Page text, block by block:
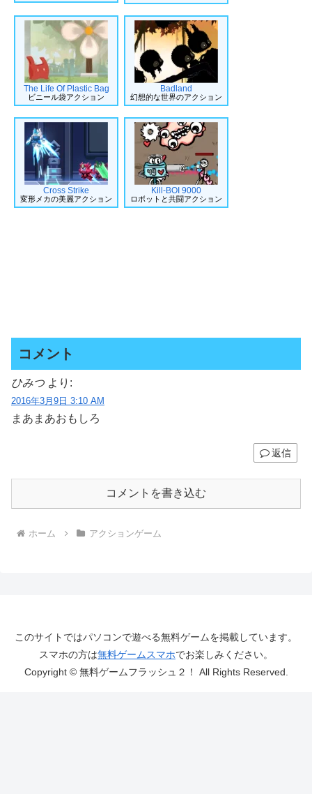
The Life Of Plastic Bag
ビニール袋アクション
Badland
幻想的な世界のアクション
Cross Strike
変形メカの美麗アクション
Kill-BOI 9000
ロボットと共闘アクション
コメント
ひみつ より:
2016年3月9日 3:10 AM
まあまあおもしろ
返信
コメントを書き込む
ホーム アクションゲーム
このサイトではパソコンで遊べる無料ゲームを掲載しています。
スマホの方は無料ゲームスマホでお楽しみください。
Copyright © 無料ゲームフラッシュ２！ All Rights Reserved.